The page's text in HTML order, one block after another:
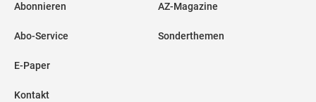
Abonnieren
Abo-Service
E-Paper
Kontakt
AZ-Magazine
Sonderthemen